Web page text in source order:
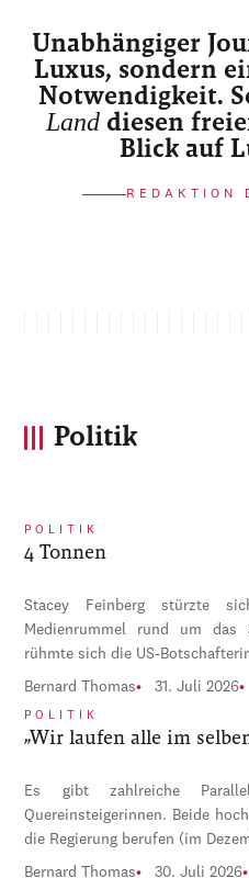
Unabhängiger
Luxus, sondern
Notwendigkeit.
Land diesen
Blick auf
REDAKTION
Politik
POLITIK
4 Tonnen
Stacey Feinberg stürzte
Medienrummel rund um das
rühmte sich die US-
Bernard Thomas 31. Juli 2026
POLITIK
„Wir laufen alle im
Es gibt zahlreiche
Quereinsteigerinnen. Beide
die Regierung berufen (im
Bernard Thomas 30. Juli 2026